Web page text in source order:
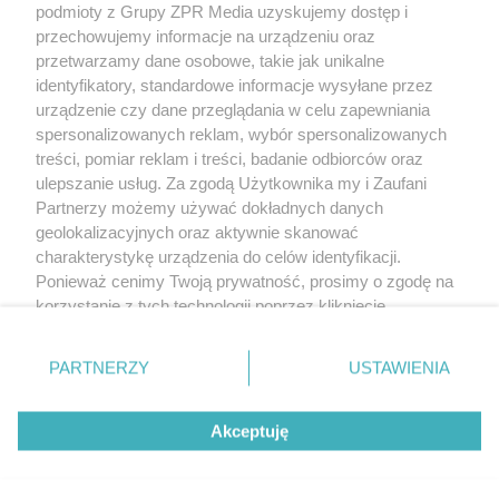
tym także elektroniczny lub mechaniczny) na jakimkolwiek polu
eksploatacji w jakiejkolwiek formie, włącznie z umieszczaniem w Internecie
bez pisemnej zgody właściciela praw. Jakiekolwiek użycie lub
wykorzystanie utworów w całości lub w części z naruszeniem prawa, tzn.
bez właściwej zgody, jest zabronione pod groźbą kary i może być ścigane
prawnie.
Informacje prawne
Nasze serwisy
podmioty z Grupy ZPR Media uzyskujemy dostęp i
przechowujemy informacje na urządzeniu oraz
przetwarzamy dane osobowe, takie jak unikalne
identyfikatory, standardowe informacje wysyłane przez
urządzenie czy dane przeglądania w celu zapewniania
spersonalizowanych reklam, wybór spersonalizowanych
treści, pomiar reklam i treści, badanie odbiorców oraz
ulepszanie usług. Za zgodą Użytkownika my i Zaufani
Partnerzy możemy używać dokładnych danych
geolokalizacyjnych oraz aktywnie skanować
charakterystykę urządzenia do celów identyfikacji.
Ponieważ cenimy Twoją prywatność, prosimy o zgodę na
korzystanie z tych technologii poprzez kliknięcie
zmienić/wycofać klikając przycisk ustawień prywatności
znajdujący się w lewym dolnym rogu strony
rodzaje przetwarzania danych nie wymagają zgody
użytkownika, ale masz prawo sprzeciwić się takiemu
przetwarzaniu. Preferencje będą miały zastosowanie tylko
PARTNERZY USTAWIENIA
Akceptuję